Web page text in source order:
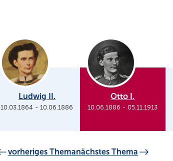
Ludwig II.
10.03.1864 -10.06.1886
Otto I.
10.06.1886 - 05.11.1913
vorheriges Themanächstes Thema